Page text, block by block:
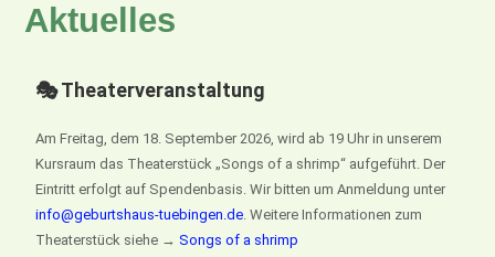
Aktuelles
🎭 Theaterveranstaltung
Am Freitag, dem 18. September 2026, wird ab 19 Uhr in unserem
Kursraum das Theaterstück „Songs of a shrimp“ aufgeführt. Der
Eintritt erfolgt auf Spendenbasis. Wir bitten um Anmeldung unter
info@geburtshaus-tuebingen.de. Weitere Informationen zum
Theaterstück siehe →Songs of a shrimp